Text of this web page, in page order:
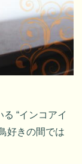
“インコアイ
好きの間では